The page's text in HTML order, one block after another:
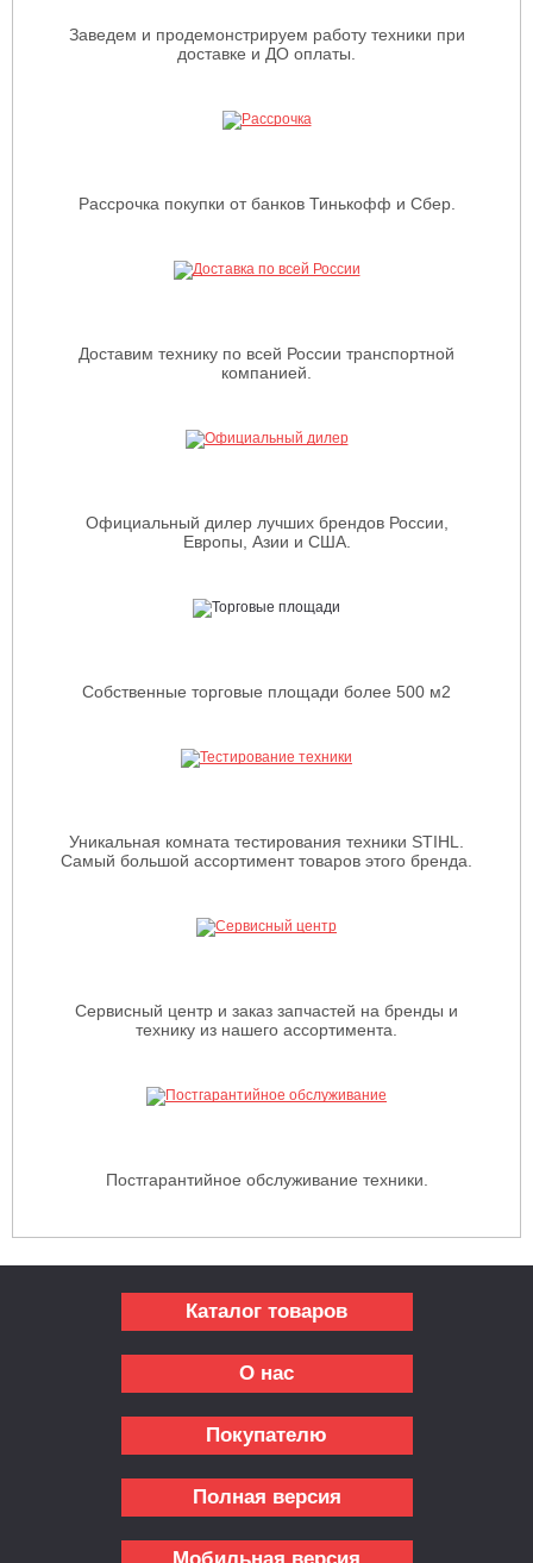
Заведем и продемонстрируем работу техники при
доставке и ДО оплаты.
Рассрочка покупки от банков Тинькофф и Сбер.
Доставим технику по всей России транспортной
компанией.
Официальный дилер лучших брендов России,
Европы, Азии и США.
Собственные торговые площади более 500 м2
Уникальная комната тестирования техники STIHL.
Самый большой ассортимент товаров этого бренда.
Сервисный центр и заказ запчастей на бренды и
технику из нашего ассортимента.
Постгарантийное обслуживание техники.
Каталог товаров
О нас
Покупателю
Полная версия
Мобильная версия